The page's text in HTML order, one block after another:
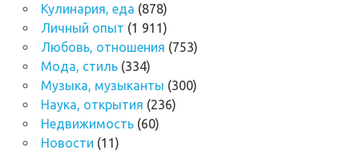
Кулинария, еда (878)
Личный опыт (1 911)
Любовь, отношения (753)
Мода, стиль(334)
Музыка, музыканты (300)
Наука, открытия (236)
Недвижимость(60)
Новости (11)